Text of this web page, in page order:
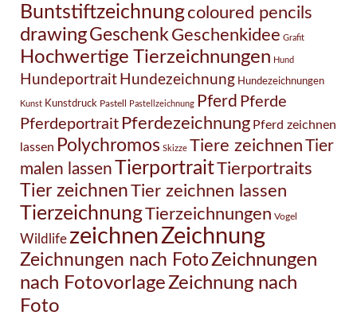
Buntstiftzeichnungcoloured pencils
drawingGeschenk Geschenkidee Grafit
Hochwertige Tierzeichnungen Hund
Hundeportrait Hundezeichnung Hundezeichnungen
Kunst Kunstdruck Pastell Pastellzeichnung Pferd Pferde
Pferdeportrait Pferdezeichnung Pferd zeichnen
lassen Polychromos Skizze Tiere zeichnenTier
malen lassenTierportraitTierportraits
Tier zeichnenTier zeichnen lassen
TierzeichnungTierzeichnungen Vogel
Wildlife zeichnenZeichnung
Zeichnungen nach FotoZeichnungen
nach FotovorlageZeichnung nach
Foto